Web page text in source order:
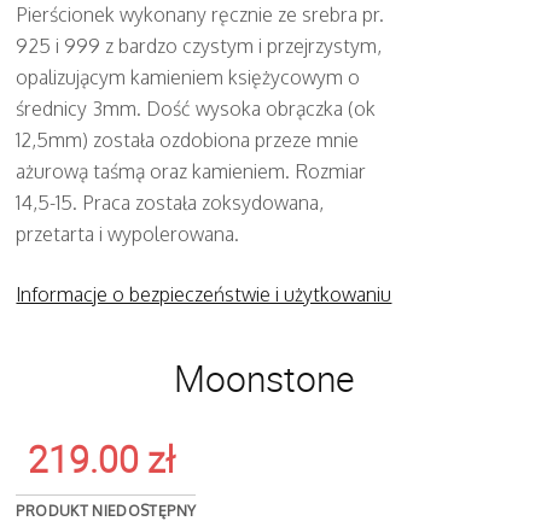
Pierścionek wykonany ręcznie ze srebra pr.
925 i 999 z bardzo czystym i przejrzystym,
opalizującym kamieniem księżycowym o
średnicy 3mm. Dość wysoka obrączka (ok
12,5mm) została ozdobiona przeze mnie
ażurową taśmą oraz kamieniem. Rozmiar
14,5-15. Praca została zoksydowana,
przetarta i wypolerowana.
Informacje o bezpieczeństwie i użytkowaniu
Moonstone
219.00 zł
PRODUKT NIEDOSTĘPNY